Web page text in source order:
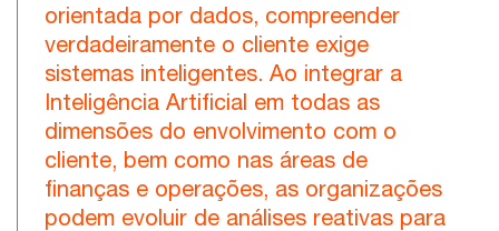
orientada por dados, compreender
verdadeiramente o cliente exige
sistemas inteligentes. Ao integrar a
Inteligência Artificial em todas as
dimensões do envolvimento com o
cliente, bem como nas áreas de
finanças e operações, as organizações
podem evoluir de análises reativas para